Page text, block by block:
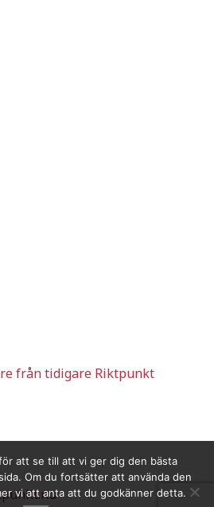
från tidigare Riktpunkt
att se till att vi ger dig den bästa
Om du fortsätter att använda den
vi att anta att du godkänner detta.